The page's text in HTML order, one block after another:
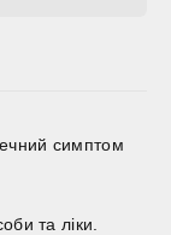
симптом
та ліки.